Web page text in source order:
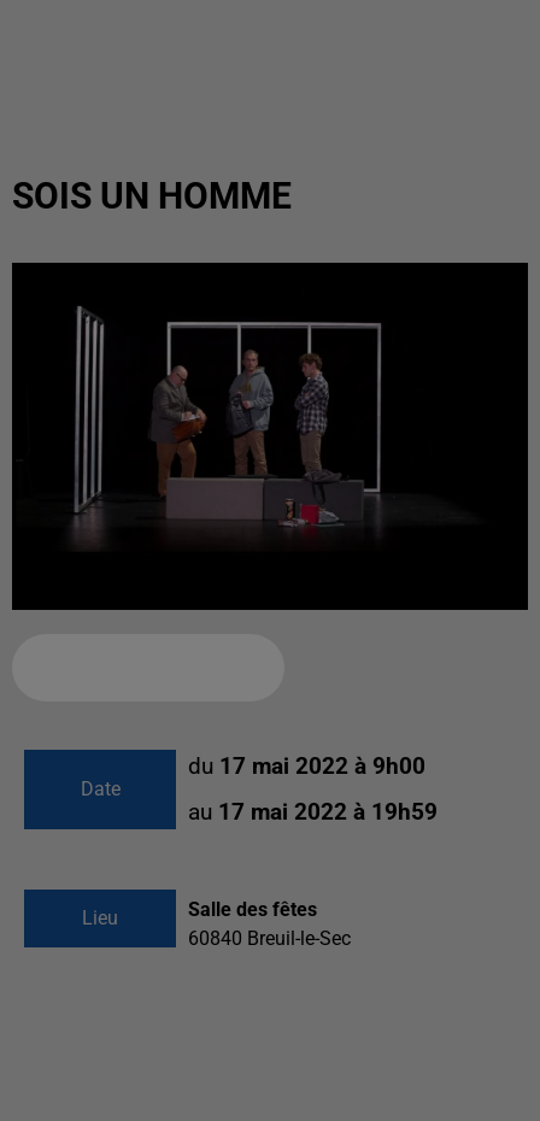
SOIS UN HOMME
Date
du 17 mai 2022 à 9h00
au 17 mai 2022 à 19h59
Lieu
Salle des fêtes
60840 Breuil-le-Sec